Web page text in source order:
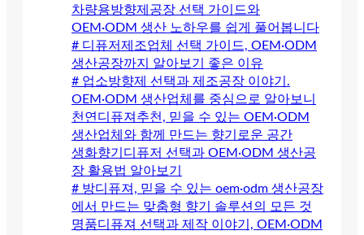
차량용방향제공장 선택 가이드와
OEM·ODM 생산 노하우를 쉽게 풀어봅니다
# 디퓨저제조업체 선택 가이드, OEM·ODM
생산공장까지 알아보기 좋은 이유
# 업소방향제 선택과 제조공장 이야기.
OEM·ODM 생산업체를 중심으로 알아보니
천연디퓨져추천, 믿을 수 있는 OEM·ODM
생산업체와 함께 만드는 향기로운 공간
생화향기디퓨저 선택과 OEM·ODM 생산공
장 활용법 알아보기
# 방디퓨져, 믿을 수 있는 oem·odm 생산공장
에서 만드는 맞춤형 향기 솔루션의 모든 것
명품디퓨져 선택과 제작 이야기, OEM·ODM